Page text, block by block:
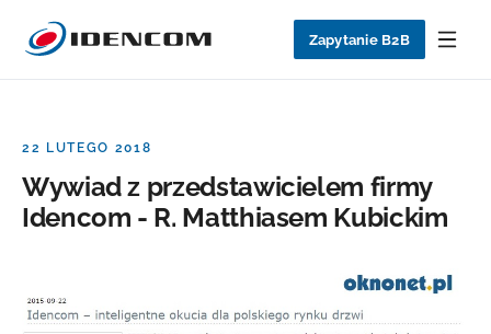
Zapytanie B2B
22 LUTEGO 2018
Wywiad z przedstawicielem firmy
Idencom - R. Matthiasem Kubickim